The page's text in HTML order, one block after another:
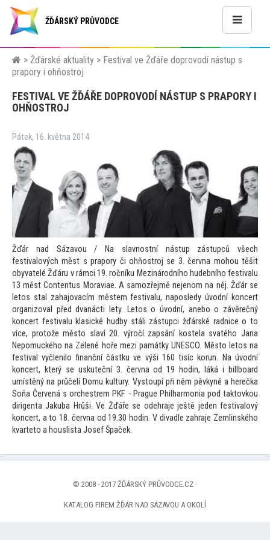
ŽĎÁRSKÝ PRŮVODCE
> Žďárské aktuality > Festival ve Žďáře doprovodí nástup s
prapory i ohňostroj
FESTIVAL VE ŽĎÁŘE DOPROVODÍ NÁSTUP S PRAPORY I
OHŇOSTROJ
Pátek, 16. května 2014
Žďár nad Sázavou / Na slavnostní nástup zástupců všech
festivalových měst s prapory či ohňostroj se 3. června mohou těšit
obyvatelé Žďáru v rámci 19. ročníku Mezinárodního hudebního festivalu
13 měst Contentus Moraviae. A samozřejmě nejenom na něj. Žďár se
letos stal zahajovacím městem festivalu, naposledy úvodní koncert
organizoval před dvanácti lety. Letos o úvodní, anebo o závěrečný
koncert festivalu klasické hudby stáli zástupci žďárské radnice o to
více, protože město slaví 20. výročí zapsání kostela svatého Jana
Nepomuckého na Zelené hoře mezi památky UNESCO. Město letos na
festival vyčlenilo finanční částku ve výši 160 tisíc korun. Na úvodní
koncert, který se uskuteční 3. června od 19 hodin, láká i billboard
umístěný na průčelí Domu kultury. Vystoupí při něm pěvkyně a herečka
Soňa Červená s orchestrem PKF - Prague Philharmonia pod taktovkou
dirigenta Jakuba Hrůši. Ve Žďáře se odehraje ještě jeden festivalový
koncert, ato 18. června od 19.30 hodin. V divadle zahraje Zemlinského
kvarteto a houslista Josef Špaček.
© 2008 - 2017 ŽĎÁRSKÝ PRŮVODCE.CZ ·
KATALOG FIREM ŽĎÁR NAD SÁZAVOU A OKOLÍ